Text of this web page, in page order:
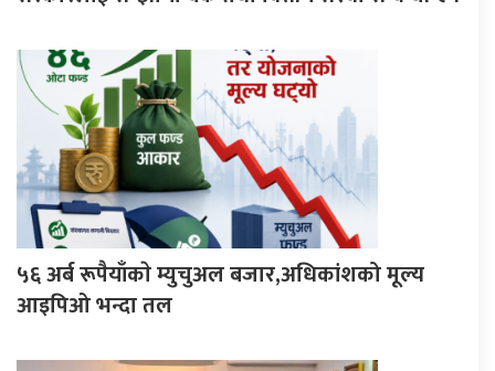
५६ अर्ब रूपैयाँकाे म्युचुअल बजार,अधिकांशको मूल्य
आइपिओ भन्दा तल